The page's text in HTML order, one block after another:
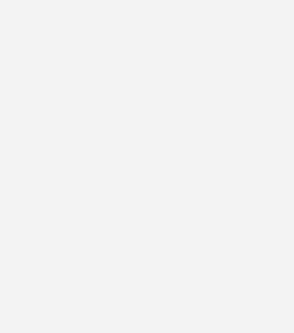
kauft, macht nichts